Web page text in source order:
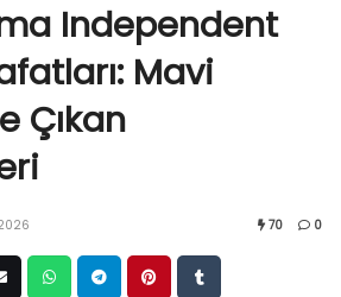
Independent
Mavi
Çıkan
70 0